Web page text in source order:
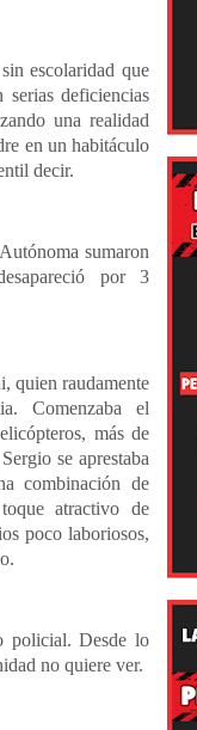
escolaridad que
deficiencias
una realidad
en un habitáculo
decir.
sumaron
por 3
quien raudamente
Comenzaba el
más de
se aprestaba
combinación de
atractivo de
poco laboriosos,
policial. Desde lo
no quiere ver.